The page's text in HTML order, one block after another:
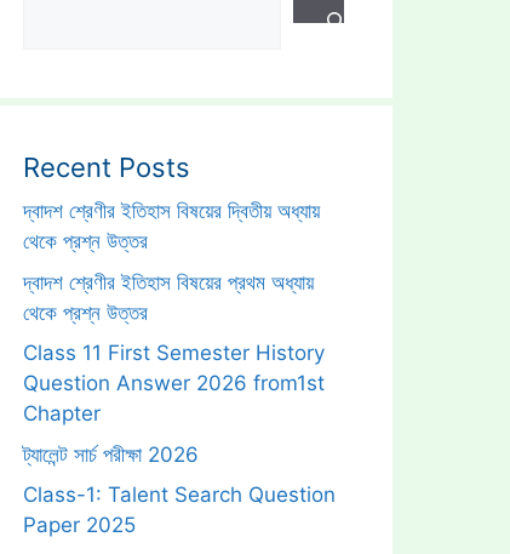
Recent Posts
দ্বাদশ শ্রেণীর ইতিহাস বিষয়ের দ্বিতীয় অধ্যায়
থেকে প্রশ্ন উত্তর
দ্বাদশ শ্রেণীর ইতিহাস বিষয়ের প্রথম অধ্যায়
থেকে প্রশ্ন উত্তর
Class 11 First Semester History
Question Answer 2026 from1st
Chapter
ট্যালেন্ট সার্চ পরীক্ষা 2026
Class-1: Talent Search Question
Paper 2025